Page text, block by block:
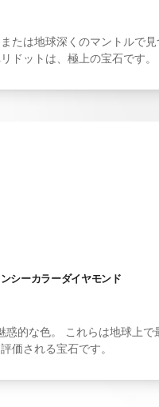
たは地球深くのマントルで見
ドットは、極上の宝石です。
シーカラーダイヤモンド
惑的な色。 これらは地球上で
評価される宝石です。